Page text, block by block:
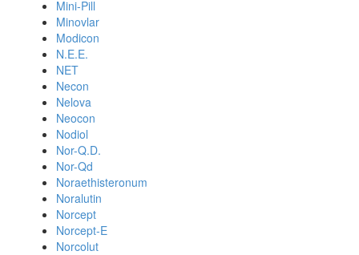
Mini-Pill
Minovlar
Modicon
N.E.E.
NET
Necon
Nelova
Neocon
Nodiol
Nor-Q.D.
Nor-Qd
Noraethisteronum
Noralutin
Norcept
Norcept-E
Norcolut